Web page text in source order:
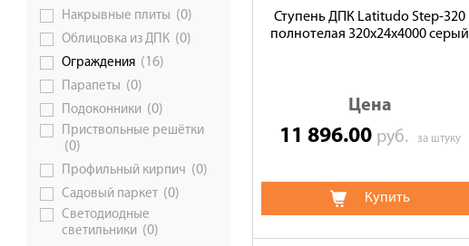
Накрывные плиты (0)
Облицовка из ДПК (0)
Ограждения (16)
Парапеты (0)
Подоконники (0)
Приствольные решётки
(0)
Профильный кирпич (0)
Садовый паркет (0)
Светодиодные
светильники (0)
Ступень ДПК Latitudo Step-320
полнотелая 320х24х4000 серый
Цена
11 896.00 руб. за штуку
Купить